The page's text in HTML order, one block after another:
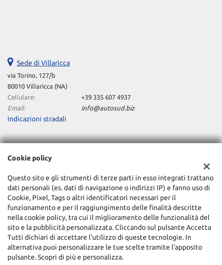
Sede di Villaricca
via Torino, 127/b
80010 Villaricca (NA)
Cellulare:
+39 335 607 4937
Email:
info@autosud.biz
Indicazioni stradali
Dati fiscali:
Via Torino, 127/B - Villaricca (NA)
C.F/P.IVA:09506951210
Registro delle imprese:NA
Cookie policy
Questo sito e gli strumenti di terze parti in esso integrati trattano
dati personali (es. dati di navigazione o indirizzi IP) e fanno uso di
Cookie, Pixel, Tags o altri identificatori necessari per il
funzionamento e per il raggiungimento delle finalità descritte
nella cookie policy, tra cui il miglioramento delle funzionalità del
sito e la pubblicità personalizzata. Cliccando sul pulsante Accetta
Tutti dichiari di accettare l'utilizzo di queste tecnologie. In
alternativa puoi personalizzare le tue scelte tramite l'apposito
pulsante. Scopri di più e personalizza.